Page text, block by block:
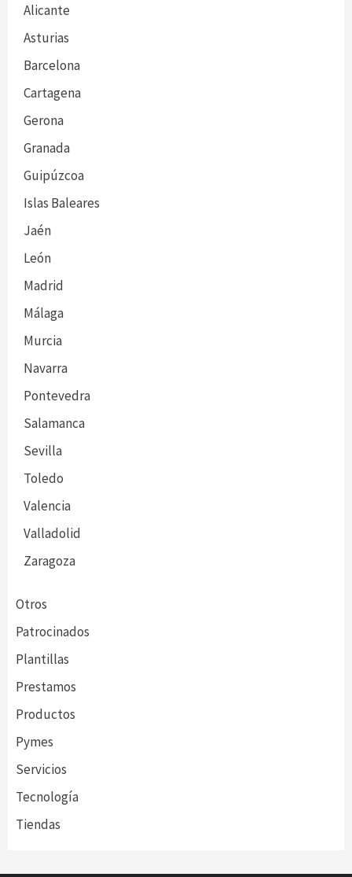
Alicante
Asturias
Barcelona
Cartagena
Gerona
Granada
Guipúzcoa
Islas Baleares
Jaén
León
Madrid
Málaga
Murcia
Navarra
Pontevedra
Salamanca
Sevilla
Toledo
Valencia
Valladolid
Zaragoza
Otros
Patrocinados
Plantillas
Prestamos
Productos
Pymes
Servicios
Tecnología
Tiendas